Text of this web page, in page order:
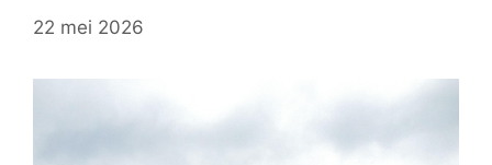
22 mei 2026